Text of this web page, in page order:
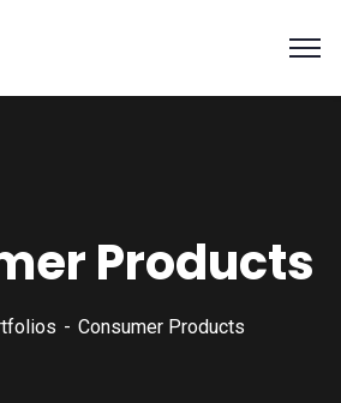
Products
Consumer Products